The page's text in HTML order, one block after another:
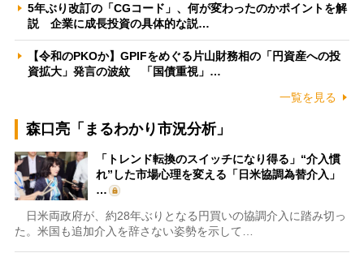
5年ぶり改訂の「CGコード」、何が変わったのかポイントを解
説 企業に成長投資の具体的な説…
【令和のPKOか】GPIFをめぐる片山財務相の「円資産への投
資拡大」発言の波紋 「国債重視」…
一覧を見る
森口亮「まるわかり市況分析」
「トレンド転換のスイッチになり得る」“介入慣
れ”した市場心理を変える「日米協調為替介入」
…
日米両政府が、約28年ぶりとなる円買いの協調介入に踏み切っ
た。米国も追加介入を辞さない姿勢を示して…